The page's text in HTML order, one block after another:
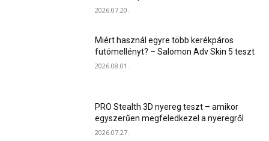
2026.07.20.
Miért használ egyre több kerékpáros
futómellényt? – Salomon Adv Skin 5 teszt
2026.08.01.
PRO Stealth 3D nyereg teszt – amikor
egyszerűen megfeledkezel a nyeregről
2026.07.27.